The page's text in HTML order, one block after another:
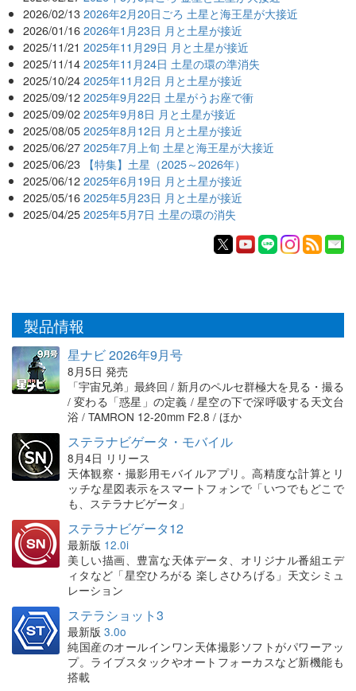
2026/02/13 2026年2月20日ごろ 土星と海王星が大接近
2026/01/16 2026年1月23日 月と土星が接近
2025/11/21 2025年11月29日 月と土星が接近
2025/11/14 2025年11月24日 土星の環の準消失
2025/10/24 2025年11月2日 月と土星が接近
2025/09/12 2025年9月22日 土星がうお座で衝
2025/09/02 2025年9月8日 月と土星が接近
2025/08/05 2025年8月12日 月と土星が接近
2025/06/27 2025年7月上旬 土星と海王星が大接近
2025/06/23 【特集】土星（2025～2026年）
2025/06/12 2025年6月19日 月と土星が接近
2025/05/16 2025年5月23日 月と土星が接近
2025/04/25 2025年5月7日 土星の環の消失
製品情報
星ナビ 2026年9月号
8月5日 発売
「宇宙兄弟」最終回 / 新月のペルセ群極大を見る・撮る
/ 変わる「惑星」の定義 / 星空の下で深呼吸する天文台
浴 / TAMRON 12-20mm F2.8 / ほか
ステラナビゲータ・モバイル
8月4日 リリース
天体観察・撮影用モバイルアプリ。高精度な計算とリ
ッチな星図表示をスマートフォンで「いつでもどこで
も、ステラナビゲータ」
ステラナビゲータ12
最新版 12.0i
美しい描画、豊富な天体データ、オリジナル番組エデ
ィタなど「星空ひろがる 楽しさひろげる」天文シミュ
レーション
ステラショット3
最新版 3.0o
純国産のオールインワン天体撮影ソフトがパワーアッ
プ。ライブスタックやオートフォーカスなど新機能も
搭載